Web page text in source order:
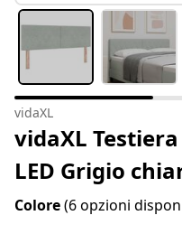
vidaXL
vidaXL
LED Grigio
Colore(6 opzioni